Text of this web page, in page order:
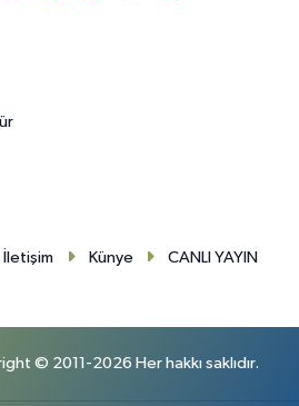
İletişim Künye CANLI YAYIN
© 2011-2026 Her hakkı saklıdır.